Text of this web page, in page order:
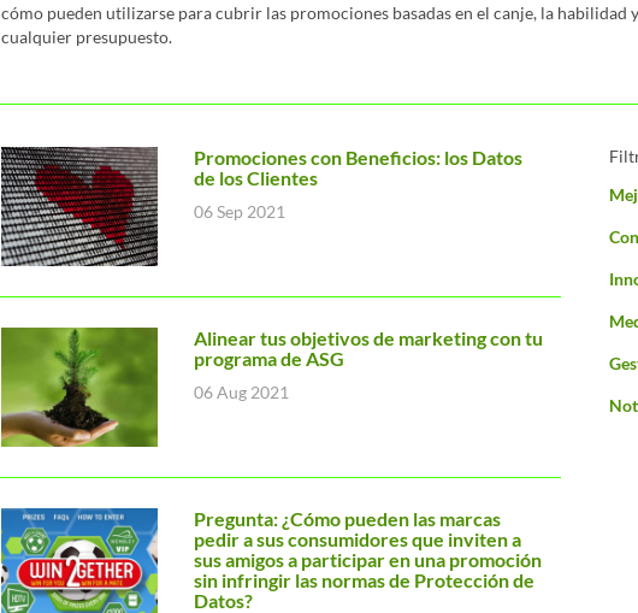
cómo pueden utilizarse para cubrir las promociones basadas en el canje, la habilidad
cualquier presupuesto.
Promociones con Beneficios: los Datos
de los Clientes
06 Sep 2021
Alinear tus objetivos de marketing con tu
programa de ASG
06 Aug 2021
Pregunta: ¿Cómo pueden las marcas
pedir a sus consumidores que inviten a
sus amigos a participar en una promoción
sin infringir las normas de Protección de
Datos?